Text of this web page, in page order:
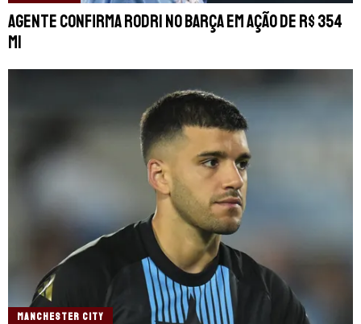
Agente confirma Rodri no Barça em ação de R$ 354
mi
MANCHESTER CITY